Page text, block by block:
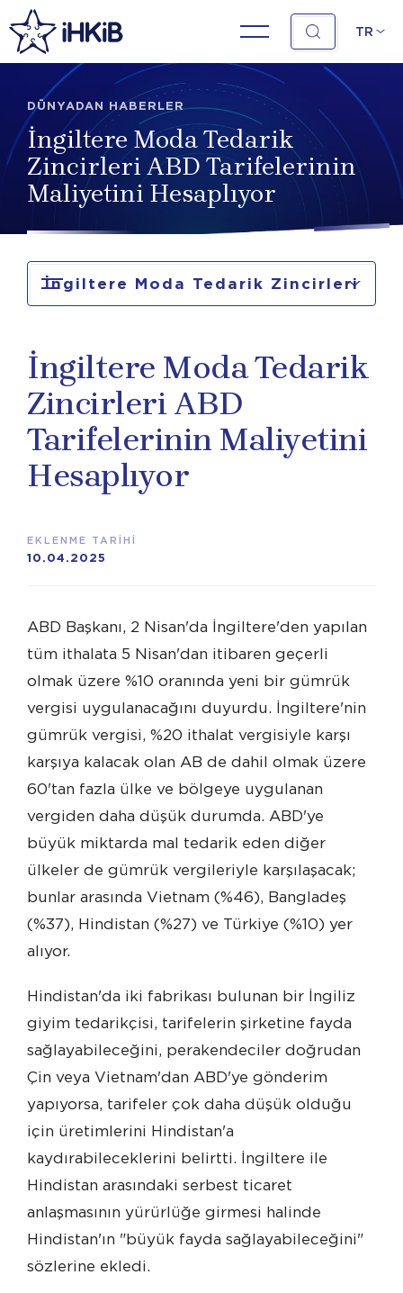
TR
DÜNYADAN HABERLER
İngiltere Moda Tedarik
Zincirleri ABD Tarifelerinin
Maliyetini Hesaplıyor
İngiltere Moda Tedarik Zincirleri
Hesaplıyor
İngiltere Moda Tedarik
Zincirleri ABD
Tarifelerinin Maliyetini
Hesaplıyor
EKLENME TARİHİ
10.04.2025
ABD Başkanı, 2 Nisan'da İngiltere'den yapılan
tüm ithalata 5 Nisan'dan itibaren geçerli
olmak üzere %10 oranında yeni bir gümrük
vergisi uygulanacağını duyurdu. İngiltere'nin
gümrük vergisi, %20 ithalat vergisiyle karşı
karşıya kalacak olan AB de dahil olmak üzere
60'tan fazla ülke ve bölgeye uygulanan
vergiden daha düşük durumda. ABD'ye
büyük miktarda mal tedarik eden diğer
ülkeler de gümrük vergileriyle karşılaşacak;
bunlar arasında Vietnam (%46), Bangladeş
(%37), Hindistan (%27) ve Türkiye (%10) yer
alıyor.
Hindistan'da iki fabrikası bulunan bir İngiliz
giyim tedarikçisi, tarifelerin şirketine fayda
sağlayabileceğini, perakendeciler doğrudan
Çin veya Vietnam'dan ABD'ye gönderim
yapıyorsa, tarifeler çok daha düşük olduğu
için üretimlerini Hindistan'a
kaydırabileceklerini belirtti. İngiltere ile
Hindistan arasındaki serbest ticaret
anlaşmasının yürürlüğe girmesi halinde
Hindistan'ın "büyük fayda sağlayabileceğini"
sözlerine ekledi.